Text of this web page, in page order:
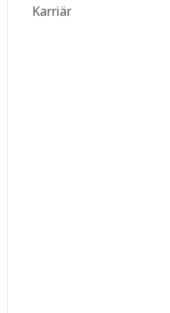
Karriär